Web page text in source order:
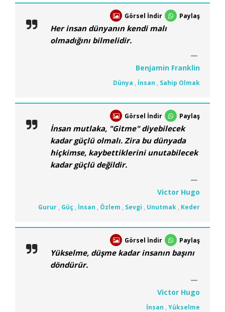
Görsel İndir Paylaş
Her insan dünyanın kendi malı
olmadığını bilmelidir.
Benjamin Franklin
Dünya , İnsan , Sahip Olmak
Görsel İndir Paylaş
İnsan mutlaka, "Gitme" diyebilecek
kadar güçlü olmalı. Zira bu dünyada
hiçkimse, kaybettiklerini unutabilecek
kadar güçlü değildir.
Victor Hugo
Gurur , Güç , İnsan , Özlem , Sevgi , Unutmak , Keder
Görsel İndir Paylaş
Yükselme, düşme kadar insanın başını
döndürür.
Victor Hugo
İnsan , Yükselme